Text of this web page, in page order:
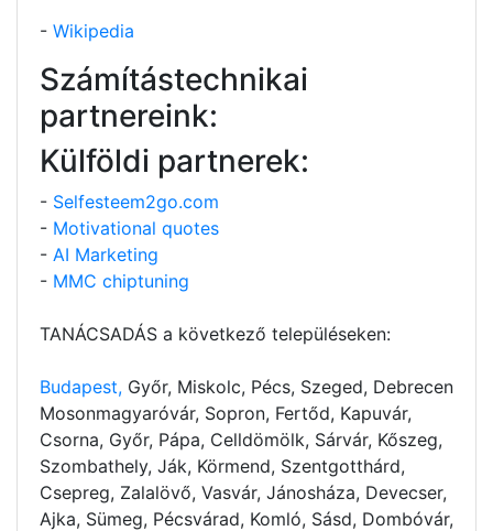
- Wikipedia
Számítástechnikai
partnereink:
Külföldi partnerek:
- Selfesteem2go.com
- Motivational quotes
- AI Marketing
- MMC chiptuning
TANÁCSADÁS a következő településeken:
Budapest, Győr, Miskolc, Pécs, Szeged, Debrecen
Mosonmagyaróvár, Sopron, Fertőd, Kapuvár,
Csorna, Győr, Pápa, Celldömölk, Sárvár, Kőszeg,
Szombathely, Ják, Körmend, Szentgotthárd,
Csepreg, Zalalövő, Vasvár, Jánosháza, Devecser,
Ajka, Sümeg, Pécsvárad, Komló, Sásd, Dombóvár,